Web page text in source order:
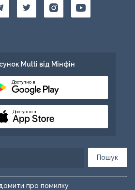
Пошук
про помилку
Multi від Мінфін
Доступно в
Доступно в